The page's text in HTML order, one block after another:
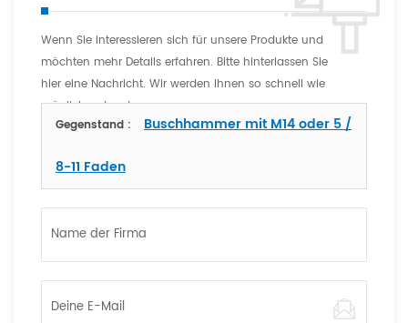
Wenn Sie interessieren sich für unsere Produkte und
möchten mehr Details erfahren. Bitte hinterlassen Sie
hier eine Nachricht. Wir werden Ihnen so schnell wie
möglich antworten
Gegenstand :
Buschhammer mit M14 oder 5 /
8-11 Faden